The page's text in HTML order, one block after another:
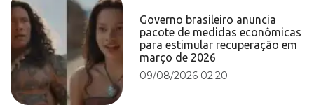
Governo brasileiro anuncia
pacote de medidas econômicas
para estimular recuperação em
março de 2026
09/08/2026 02:20